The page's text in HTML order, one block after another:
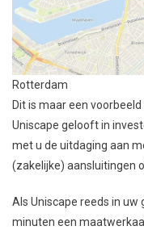
Rotterdam
Dit is maar een
Uniscape gelooft in
met u de uitdaging aan
(zakelijke) aansluitingen
Als Uniscape reeds in
minuten een